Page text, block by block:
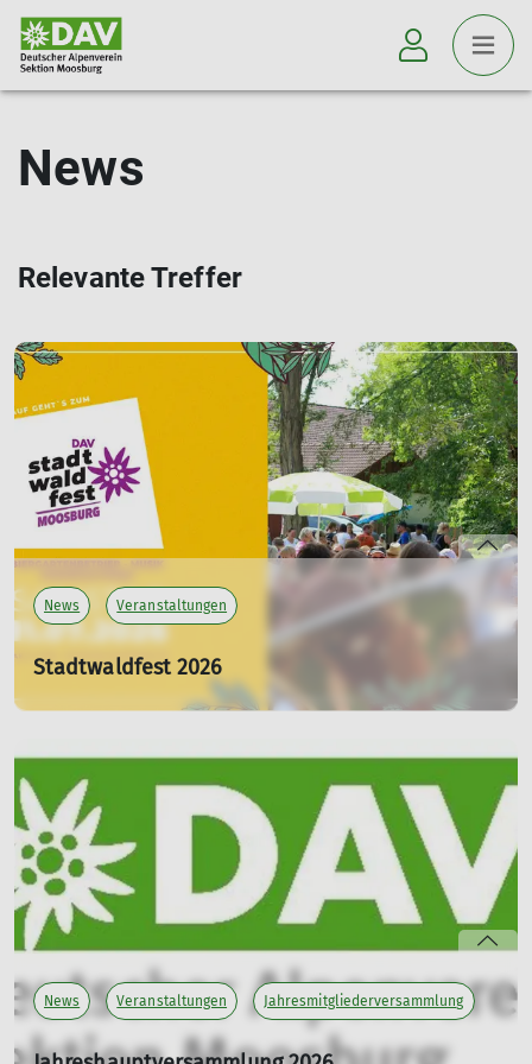
News
Relevante Treffer
News Veranstaltungen
Stadtwaldfest 2026
Sa. 11.07.2026 14:00 Uhr
alljährliches Stadtwaldfest rund um unser Vereinsheim
in der Stadtwaldstr. 115 statt.
mehr erfahren
News Veranstaltungen Jahresmitgliederversammlung